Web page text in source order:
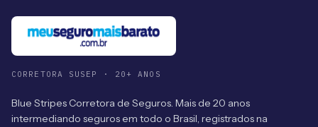
CORRETORA SUSEP · 20+ ANOS
Blue Stripes Corretora de Seguros. Mais de 20 anos
intermediando seguros em todo o Brasil, registrados na